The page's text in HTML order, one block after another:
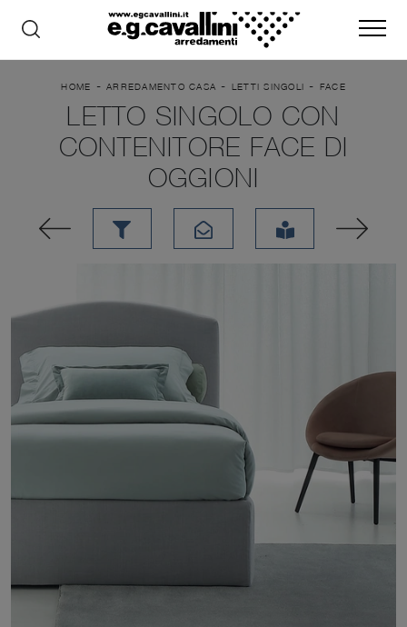
HOME - ARREDAMENTO CASA - LETTI SINGOLI - FACE
LETTO SINGOLO CON
CONTENITORE FACE DI
OGGIONI